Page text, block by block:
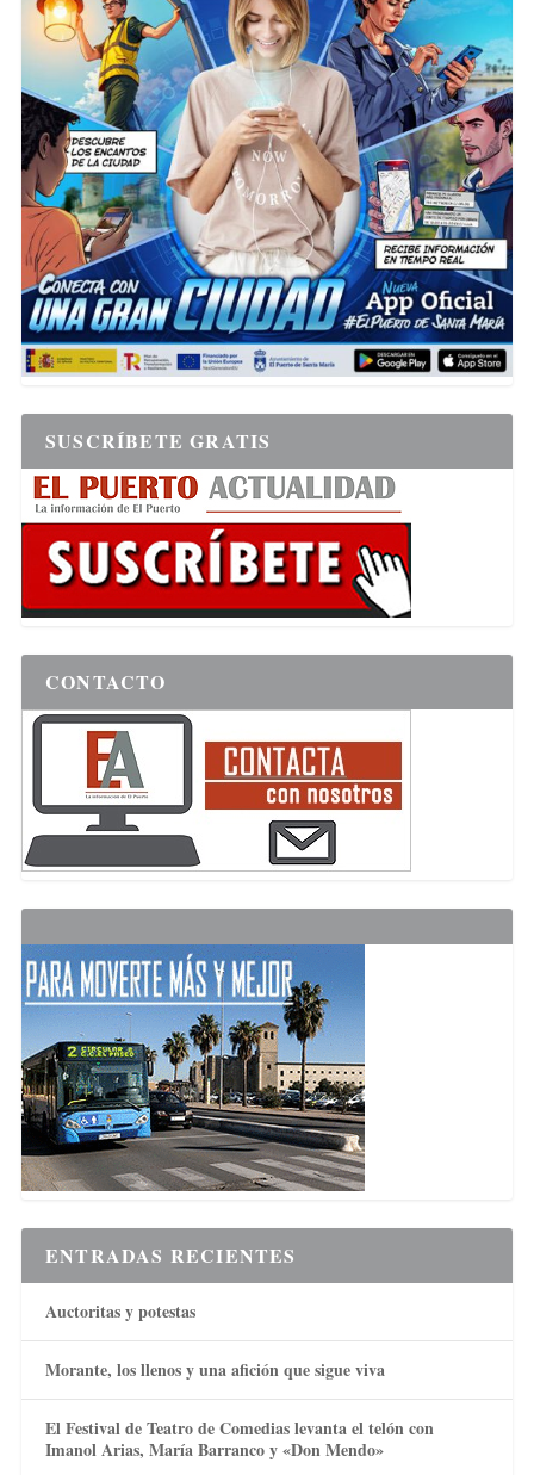
SUSCRÍBETE GRATIS
CONTACTO
ENTRADAS RECIENTES
Auctoritas y potestas
Morante, los llenos y una afición que sigue viva
El Festival de Teatro de Comedias levanta el telón con
Imanol Arias, María Barranco y «Don Mendo»